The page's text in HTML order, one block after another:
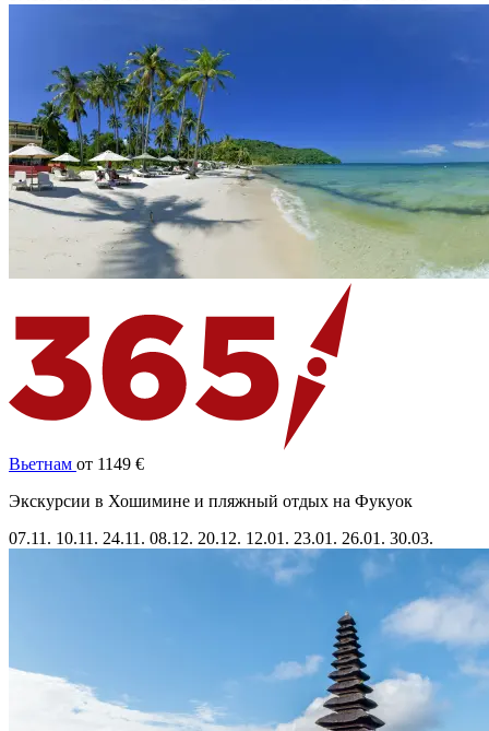
Вьетнам от 1149 €
Экскурсии в Хошимине и пляжный отдых на Фукуок
07.11. 10.11. 24.11. 08.12. 20.12. 12.01. 23.01. 26.01. 30.03.